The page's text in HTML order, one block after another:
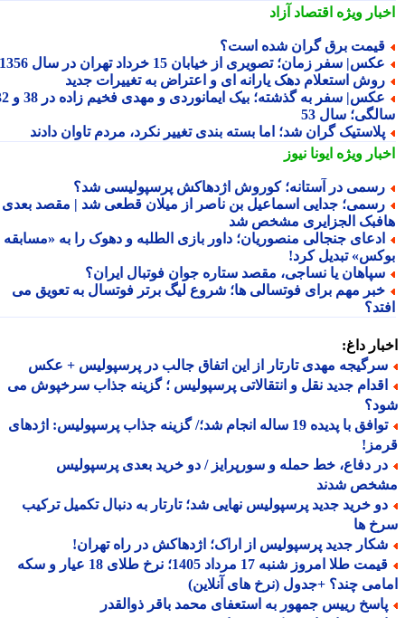
ویژهاقتصاد آزاد
برق گران شده است؟
سفر زمان؛ تصویری از خیابان 15 خرداد تهران در سال 1356
استعلام دهک یارانه ای و اعتراض به تغییرات جدید
عکس| سفر به گذشته؛ بیک ایمانوردی و مهدی فخیم زاده در 38 و 32
سال 53
گران شد؛ اما بسته بندی تغییر نکرد، مردم تاوان دادند
ویژهایونا نیوز
در آستانه؛ کوروش اژدهاکش پرسپولیسی شد؟
جدایی اسماعیل بن ناصر از میلان قطعی شد | مقصد بعدی
الجزایری مشخص شد
جنجالی منصوریان؛ داور بازی الطلبه و دهوک را به «مسابقه
تبدیل کرد!
یا نساجی، مقصد ستاره جوان فوتبال ایران؟
مهم برای فوتسالی ها؛ شروع لیگ برتر فوتسال به تعویق می
داغ:
مهدی تارتار از این اتفاق جالب در پرسپولیس + عکس
جدید نقل و انتقالاتی پرسپولیس ؛ گزینه جذاب سرخپوش می
توافق با پدیده 19 ساله انجام شد؛/ گزینه جذاب پرسپولیس: اژدهای
دفاع، خط حمله و سورپرایز / دو خرید بعدی پرسپولیس
شدند
خرید جدید پرسپولیس نهایی شد؛ تارتار به دنبال تکمیل ترکیب
ها
جدید پرسپولیس از اراک؛ اژدهاکش در راه تهران!
قیمت طلا امروز شنبه 17 مرداد 1405؛ نرخ طلای 18 عیار و سکه
چند؟ +جدول (نرخ های آنلاین)
رییس جمهور به استعفای محمد باقر ذوالقدر